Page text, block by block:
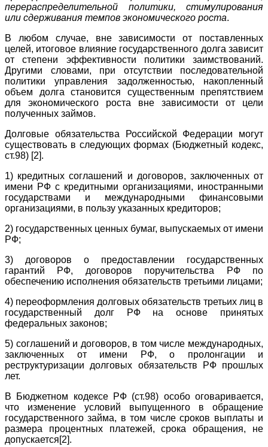
перераспределительной политики, стимулирования
или сдерживания темпов экономического роста.
В любом случае, вне зависимости от поставленных
целей, итоговое влияние государственного долга зависит
от степени эффективности политики заимствований.
Другими словами, при отсутствии последовательной
политики управления задолженностью, накопленный
объем долга становится существенным препятствием
для экономического роста вне зависимости от цели
полученных займов.
Долговые обязательства Российской Федерации могут
существовать в следующих формах (Бюджетный кодекс,
ст.98) [2].
1) кредитных соглашений и договоров, заключенных от
имени РФ с кредитными организациями, иностранными
государствами и международными финансовыми
организациями, в пользу указанных кредиторов;
2) государственных ценных бумаг, выпускаемых от имени
РФ;
3) договоров о предоставлении государственных
гарантий РФ, договоров поручительства РФ по
обеспечению исполнения обязательств третьими лицами;
4) переоформления долговых обязательств третьих лиц в
государственный долг РФ на основе принятых
федеральных законов;
5) соглашений и договоров, в том числе международных,
заключенных от имени РФ, о пролонгации и
реструктуризации долговых обязательств РФ прошлых
лет.
В Бюджетном кодексе РФ (ст.98) особо оговаривается,
что изменение условий выпущенного в обращение
государственного займа, в том числе сроков выплаты и
размера процентных платежей, срока обращения, не
допускается[2].